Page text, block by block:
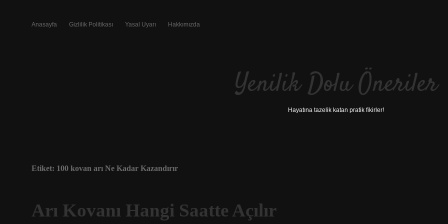
Anasayfa Gizlilik Politikası Yasal Uyarı Hakkımızda
Yenilik Dolu Öneriler
Hayatına tazelik katan pratik fikirler!
Etiket: 100 kovan arı Ne Kadar Kazandırır
Arı Kovanı Hangi Saatte Açılır